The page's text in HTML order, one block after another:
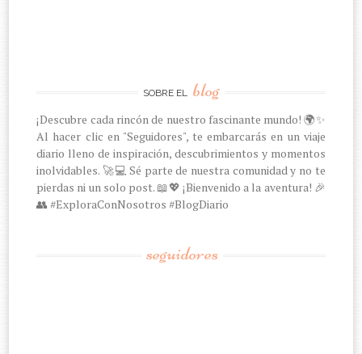
SOBRE EL blog
¡Descubre cada rincón de nuestro fascinante mundo! 🌍✨
Al hacer clic en "Seguidores", te embarcarás en un viaje
diario lleno de inspiración, descubrimientos y momentos
inolvidables. 🚀💻 Sé parte de nuestra comunidad y no te
pierdas ni un solo post. 📖💖 ¡Bienvenido a la aventura! 🎉
👥 #ExploraConNosotros #BlogDiario
seguidores